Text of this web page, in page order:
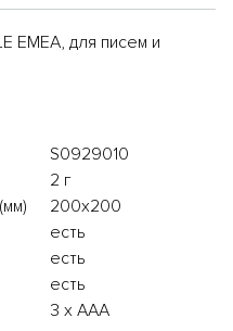
EMEA, для писем и
S0929010
2 г
200x200
есть
есть
есть
3 x AAA